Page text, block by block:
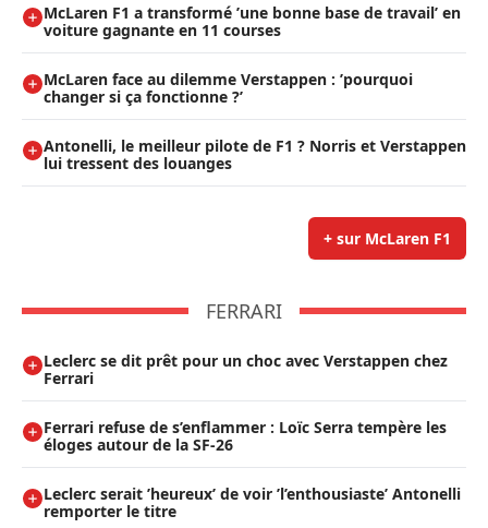
McLaren F1 a transformé ’une bonne base de travail’ en
voiture gagnante en 11 courses
McLaren face au dilemme Verstappen : ’pourquoi
changer si ça fonctionne ?’
Antonelli, le meilleur pilote de F1 ? Norris et Verstappen
lui tressent des louanges
+ sur McLaren F1
FERRARI
Leclerc se dit prêt pour un choc avec Verstappen chez
Ferrari
Ferrari refuse de s’enflammer : Loïc Serra tempère les
éloges autour de la SF-26
Leclerc serait ’heureux’ de voir ’l’enthousiaste’ Antonelli
remporter le titre